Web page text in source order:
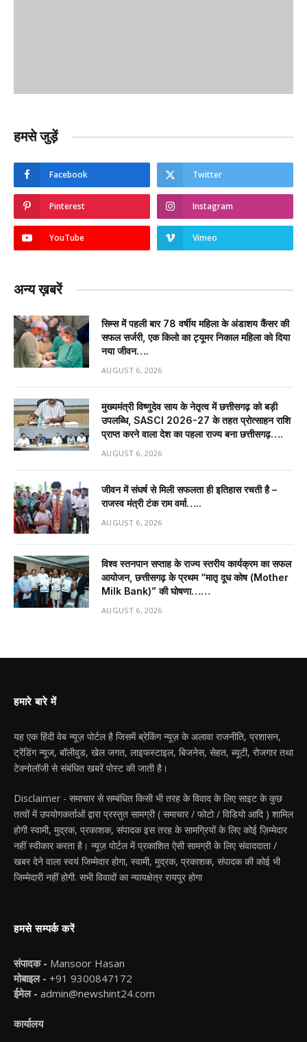
हमसे जुड़ें
Facebook Twitter
Pinterest Instagram
YouTube Vimeo
अन्य ख़बरें
सिम्स में पहली बार 78 वर्षीय महिला के अंडाशय कैंसर की
सफल सर्जरी, एक किलो का ट्यूमर निकाल महिला को दिया
नया जीवन….
AUGUST 6, 2026
मुख्यमंत्री विष्णुदेव साय के नेतृत्व में छत्तीसगढ़ को बड़ी
उपलब्धि, SASCI 2026-27 के तहत प्रोत्साहन राशि
प्राप्त करने वाला देश का पहला राज्य बना छत्तीसगढ़….
AUGUST 6, 2026
जीवन में संघर्ष से मिली सफलता ही इतिहास रचती है –
राजस्व मंत्री टंक राम वर्मा…..
AUGUST 6, 2026
विश्व स्तनपान सप्ताह के राज्य स्तरीय कार्यक्रम का सफल
आयोजन, छत्तीसगढ़ के प्रथम “मातृ दूध कोष (Mother
Milk Bank)” की घोषणा……
AUGUST 6, 2026
हमारे बारे में
यह एक हिंदी वेब न्यूज़ पोर्टल है जिसमें ब्रेकिंग न्यूज़ के अलावा राजनीति, प्रशासन,
ट्रेंडिंग न्यूज, बॉलीवुड, खेल जगत, लाइफस्टाइल, बिजनेस, सेहत, ब्यूटी, रोजगार तथा
टेक्नोलॉजी से संबंधित खबरें पोस्ट की जाती है।
Disclaimer - समाचार से सम्बंधित किसी भी तरह के विवाद के लिए साइट के कुछ
तत्वों में उपयोगकर्ताओं द्वारा प्रस्तुत सामग्री ( समाचार / फोटो / विडियो आदि ) शामिल
होगी स्वामी, मुद्रक, प्रकाशक, संपादक इस तरह के सामग्रियों के लिए कोई ज़िम्मेदार
नहीं स्वीकार करता है। न्यूज़ पोर्टल में प्रकाशित ऐसी सामग्री के लिए संवाददाता /
खबर देने वाला स्वयं जिम्मेदार होगा, स्वामी, मुद्रक, प्रकाशक, संपादक की कोई भी
जिम्मेदारी नहीं होगी. सभी विवादों का न्यायक्षेत्र रायपुर होगा
हमसे सम्पर्क करें
संपादक - Mansoor Hasan
मोबाइल - +91 9300847172
ईमेल - admin@newshint24.com
कार्यालय